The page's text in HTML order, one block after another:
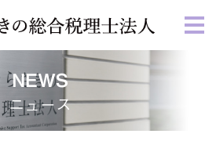
NEWS
ニュース